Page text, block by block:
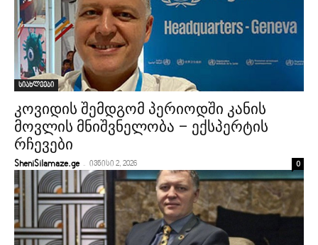
სიახლეები
კოვიდის შემდგომ პერიოდში კანის
მოვლის მნიშვნელობა – ექსპერტის
რჩევები
SheniSilamaze.ge - ივნისი 2, 2026 0